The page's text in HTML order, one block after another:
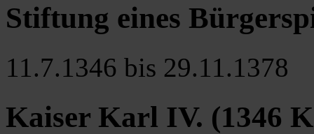
Stiftung eines
11.7.1346 bis 29.11.1378
Kaiser Karl IV. (1346